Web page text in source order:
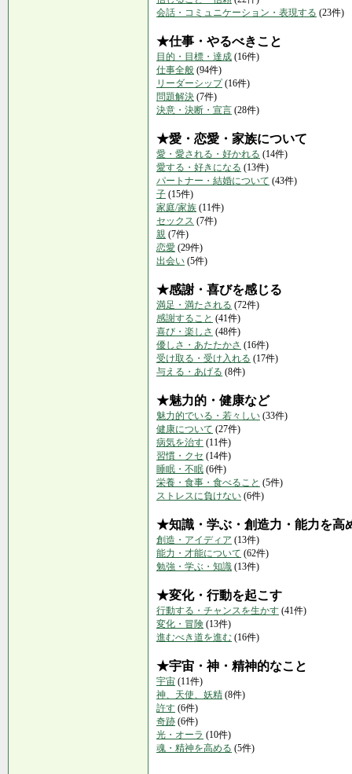
会話・コミュニケーション・表現する (23件)
★仕事・やるべきこと
目的・目標・達成 (16件)
仕事全般 (94件)
リーダーシップ(16件)
問題解決 (7件)
決意・決断・宣言 (28件)
★愛・恋愛・家族について
愛・愛される・好かれる (14件)
愛する・好きになる (13件)
パートナー・結婚について (43件)
子 (15件)
家庭/家族 (11件)
セックス (7件)
親 (7件)
恋愛 (29件)
出会い (5件)
★感謝・喜びを感じる
満足・満たされる (72件)
感謝すること (41件)
喜び・楽しさ (48件)
優しさ・あたたかさ (16件)
受け取る・受け入れる (17件)
与える・あげる (8件)
★魅力的・健康など
魅力的でいる・若々しい (33件)
健康について (27件)
病気を治す (11件)
習慣・クセ (14件)
睡眠・不眠 (6件)
栄養・食事・食べること (5件)
ストレスに負けない (6件)
★知識・学ぶ・創造力・能力を高
創造・アイディア (13件)
能力・才能について (62件)
勉強・学ぶ・知識 (13件)
★変化・行動を起こす
行動する・チャンスを生かす (41件)
変化・冒険 (13件)
進むべき道を進む (16件)
★宇宙・神・精神的なこと
宇宙 (11件)
神、天使、妖精 (8件)
許す (6件)
奇跡 (6件)
光・オーラ (10件)
魂・精神を高める (5件)